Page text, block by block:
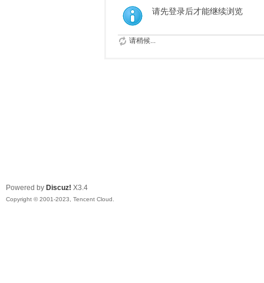
请先登录后才能继续浏览
请稍候...
Powered by Discuz! X3.4
Copyright © 2001-2023, Tencent Cloud.